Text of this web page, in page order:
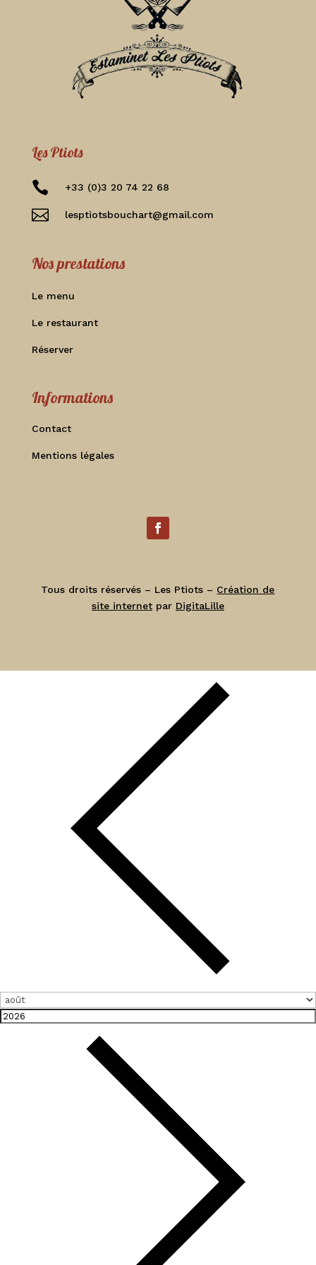
Les Ptiots

+33 (0)3 20 74 22 68
 lesptiotsbouchart@gmail.com
Nos prestations
Le menu
Le restaurant
Réserver
Informations
Contact
Mentions légales
Tous droits réservés – Les Ptiots – Création de
site internetpar DigitaLille